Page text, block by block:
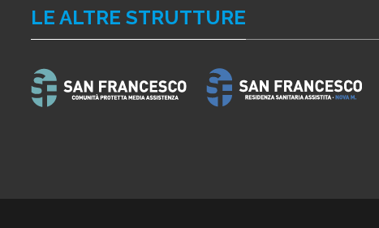
LE ALTRE STRUTTURE